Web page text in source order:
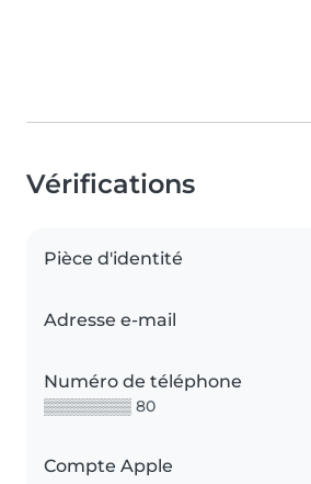
Vérifications
Pièce d'identité
Adresse e-mail
Numéro de téléphone
▒▒▒▒▒▒▒▒ 80
Compte Apple